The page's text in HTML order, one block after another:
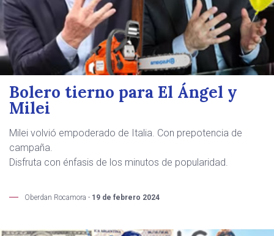
Bolero tierno para El Ángel y
Milei
Milei volvió empoderado de Italia. Con prepotencia de
campaña.
Disfruta con énfasis de los minutos de popularidad.
Oberdan Rocamora - 19 de febrero 2024